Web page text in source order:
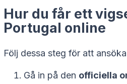
Hur du får ett
Portugal online
Följ dessa steg för att
Gå in på den officiella